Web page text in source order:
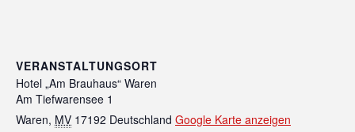
VERANSTALTUNGSORT
Hotel „Am Brauhaus“ Waren
Am Tiefwarensee 1
Waren, MV 17192 Deutschland Google Karte anzeigen